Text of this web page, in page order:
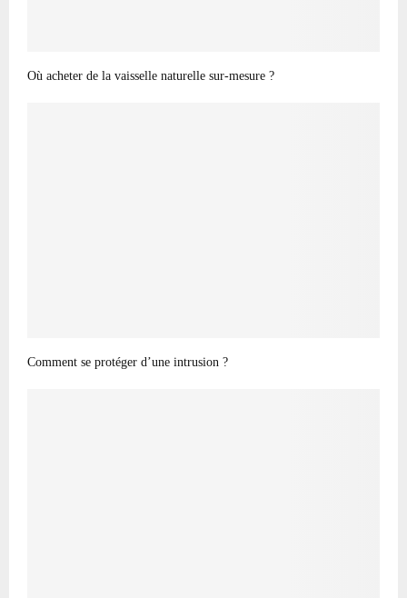
Où acheter de la vaisselle naturelle sur-mesure ?
Comment se protéger d’une intrusion ?